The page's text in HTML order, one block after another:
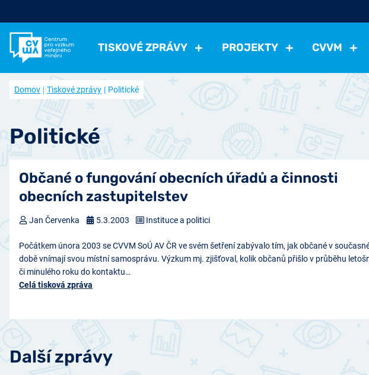
TISKOVÉ ZPRÁVY
Všechny tiskové zprávy
Ekonomické Práce, příjmy, životní úroveň
Ostatní Zdraví, volný čas
PROJEKTY
Všechny projekty
CVVM
Kdo jsme
Časopis naše společnost (archiv)
Přístup k datům
Spolupracujte s námi
Nabídka výzkumu
Domov Tiskové zprávy Politické
Politické
Občané o fungování obecních úřadů a činnosti
obecních zastupitelstev
Počátkem února 2003 se CVVM SoÚ AV ČR ve svém šetření zabývalo tím, jak občané v
době vnímají svou místní samosprávu. Výzkum mj. zjišťoval, kolik občanů přišlo v průběhu
či minulého roku do kontaktu…
Celá tisková zpráva
Jan Červenka 5.3.2003 Instituce a politici
Další zprávy